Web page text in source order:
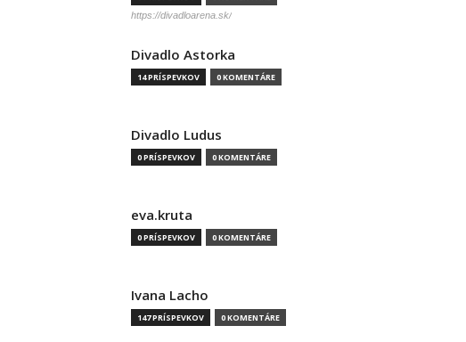
https://divadloarena.sk/
Divadlo Astorka
14 PRÍSPEVKOV 0 KOMENTÁRE
Divadlo Ludus
0 PRÍSPEVKOV 0 KOMENTÁRE
eva.kruta
0 PRÍSPEVKOV 0 KOMENTÁRE
Ivana Lacho
147 PRÍSPEVKOV 0 KOMENTÁRE